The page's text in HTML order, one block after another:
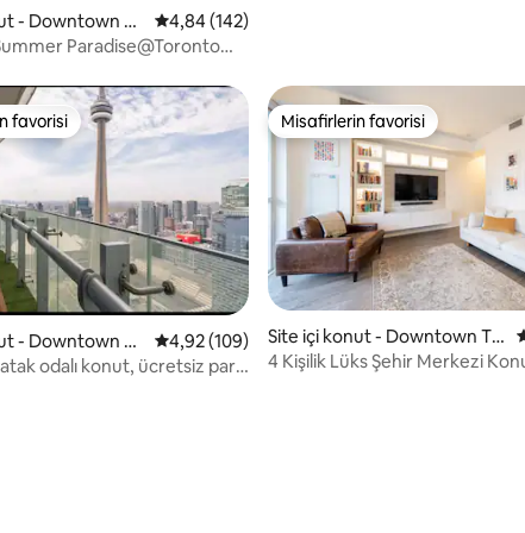
- Downtown To
5 üzerinden ortalama 4,84 puan, 142
4,84 (142)
Paradise@Toronto
puan, 114 değerlendirme
favorisi
favorisi
- Downtown To
5 üzerinden ortalama 4,92 puan, 109
4,92 (109)
odalı konut, ücretsiz park
Misafirlerin favorisi
Misafirlerin favorisi
Site içi konut - Downtown To
ronto
4 Kişilik Lüks Şehir Merkezi